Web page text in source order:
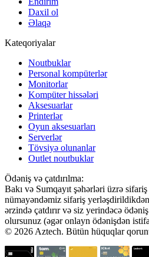
Daxil ol
Əlaqə
Kateqoriyalar
Noutbuklar
Personal kompüterlər
Monitorlar
Kompüter hissələri
Aksesuarlar
Printerlər
Oyun aksesuarları
Serverlər
Tövsiyə olunanlar
Outlet noutbuklar
Ödəniş və çatdırılma:
Bakı və Sumqayıt şəhərləri üzrə
nümayəndəmiz sifariş
ərzində çatdırır və siz yerindəcə
olursunuz (əgər onlayn ödənişdən
© 2026 Aztech. Bütün hüquqlar